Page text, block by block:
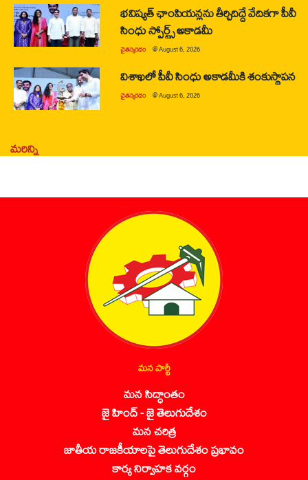
భవిష్యత్ ఛాంపియన్లను తీర్చిదిద్దే వేదికగా పీవీ
సింధు స్పోర్ట్స్ అకాడమీ
చైతన్యరధం @August 6, 2026
విశాఖలో పీవీ సింధు అకాడమీకి శంకుస్థాపన
చైతన్యరధం @August 6, 2026
మరిన్ని
మన పార్టీ
మన సిద్ధాంతం
జై హింద్ - జై తెలుగుదేశం
మన చరిత్ర
జాతీయ రాజకీయాలపై తెలుగుదేశం ప్రభావం
కార్య నిర్వాహక వర్గం